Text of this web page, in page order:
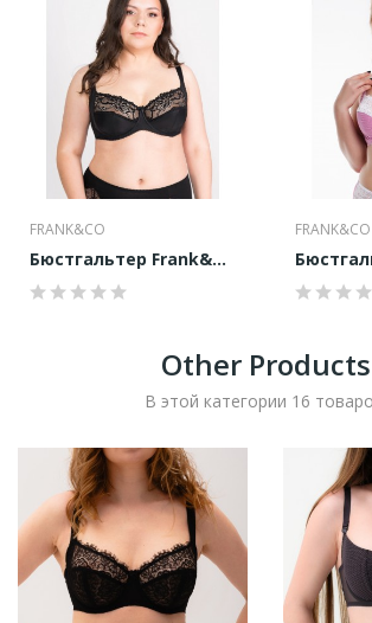
FRANK&CO
Бюстгальтер Frank&Co 1128
FRANK&CO
Other Products
В этой категории 16